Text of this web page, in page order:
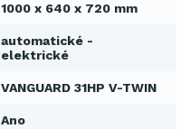
1000 x 640 x 720 mm
automatické -
elektrické
VANGUARD 31HP V-TWIN
Ano